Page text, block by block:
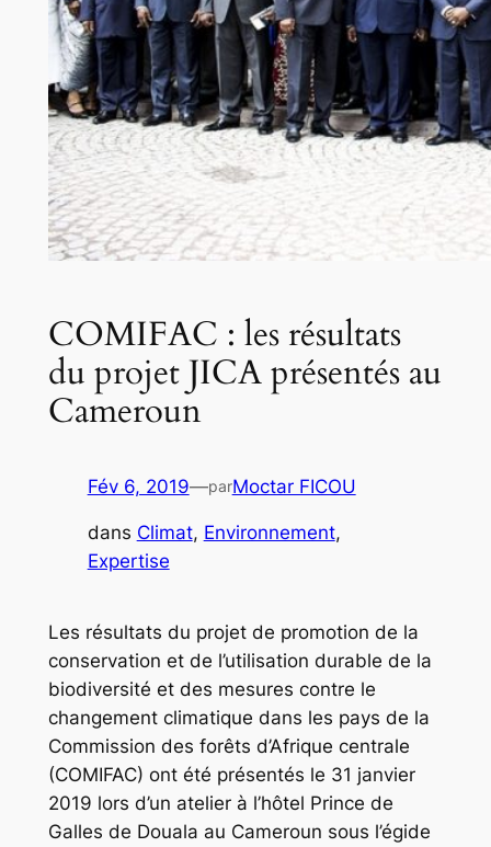
COMIFAC : les résultats
du projet JICA présentés au
Cameroun
Fév 6, 2019—parMoctar FICOU
dans Climat, Environnement
Expertise
Les résultats du projet de promotion de la
conservation et de l’utilisation durable de la
biodiversité et des mesures contre le
changement climatique dans les pays de la
Commission des forêts d’Afrique centrale
(COMIFAC) ont été présentés le 31 janvier
2019 lors d’un atelier à l’hôtel Prince de
Galles de Douala au Cameroun sous l’égide